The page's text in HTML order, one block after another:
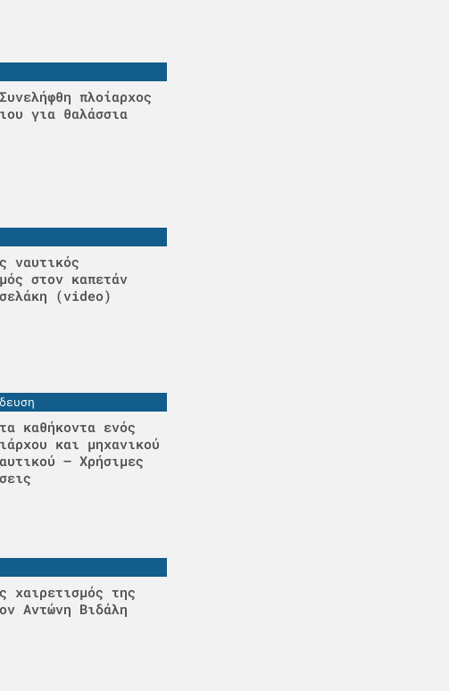
πλοίαρχος
για θαλάσσια
ναυτικός
στον καπετάν
(video)
καθήκοντα ενός
και μηχανικού
– Χρήσιμες
χαιρετισμός της
Αντώνη Βιδάλη